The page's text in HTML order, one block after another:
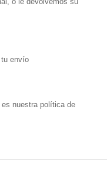
envío
nuestra política de